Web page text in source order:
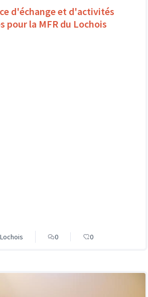
d'échange et d'activités
pour la MFR du Lochois
0 0